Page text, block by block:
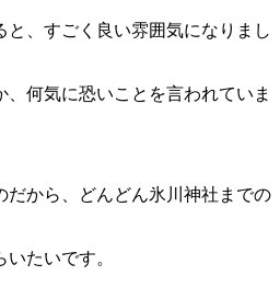
と、すごく良い雰囲気になりまし
何気に恐いことを言われていま
だから、どんどん氷川神社までの
たいです。